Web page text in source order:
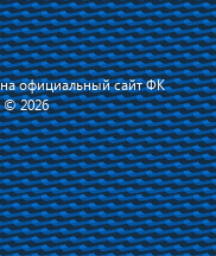
официальный сайт ФК
© 2026